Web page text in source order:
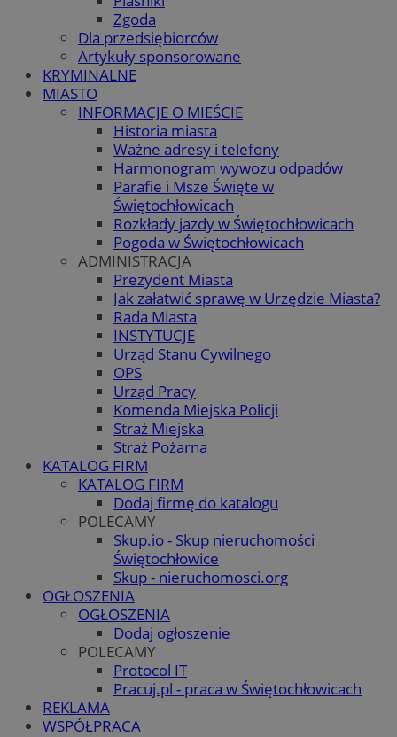
Zgoda
Dla przedsiębiorców
Artykuły sponsorowane
KRYMINALNE
MIASTO
INFORMACJE O MIEŚCIE
Historia miasta
Ważne adresy i telefony
Harmonogram wywozu odpadów
Parafie i Msze Święte w
Świętochłowicach
Rozkłady jazdy w Świętochłowicach
Pogoda w Świętochłowicach
ADMINISTRACJA
Prezydent Miasta
Jak załatwić sprawę w Urzędzie Miasta?
Rada Miasta
INSTYTUCJE
Urząd Stanu Cywilnego
OPS
Urząd Pracy
Komenda Miejska Policji
Straż Miejska
Straż Pożarna
KATALOG FIRM
KATALOG FIRM
Dodaj firmę do katalogu
POLECAMY
Skup.io - Skup nieruchomości
Świętochłowice
Skup - nieruchomosci.org
OGŁOSZENIA
OGŁOSZENIA
Dodaj ogłoszenie
POLECAMY
Protocol IT
Pracuj.pl - praca w Świętochłowicach
REKLAMA
WSPÓŁPRACA